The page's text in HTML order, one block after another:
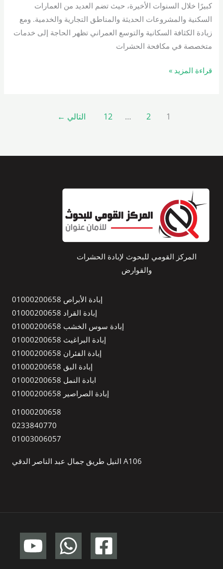
كبيرًا خلال السنوات الأخيرة، حيث تضم العديد من العمارات
السكنية والمشروعات الحديثة والمناطق التجارية والخدمية. ومع
زيادة الكثافة السكانية والتوسع العمراني تظهر الحاجة إلى خدمات
متخصصة في مكافحة الحشرات
قراءة المزيد »
1
2
…
12 التالي ←
المركز القومي للبحوث لإبادة الحشرات
والقوارض
إبادة الأبراص 01000200658
إبادة القراد 01000200658
إبادة سوس الخشب 01000200658
إبادة البراغيث 01000200658
إبادة الفئران 01000200658
إبادة البق 01000200658
ابادة النمل 01000200658
إبادة الصراصير 01000200658
01000200658
0233840770
01003006057
A106 النيل طريق جمال عبد الناصر الدقي